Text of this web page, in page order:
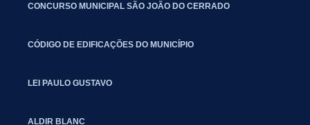
CONCURSO MUNICIPAL SÃO JOÃO DO CERRADO
CÓDIGO DE EDIFICAÇÕES DO MUNICÍPIO
LEI PAULO GUSTAVO
ALDIR BLANC